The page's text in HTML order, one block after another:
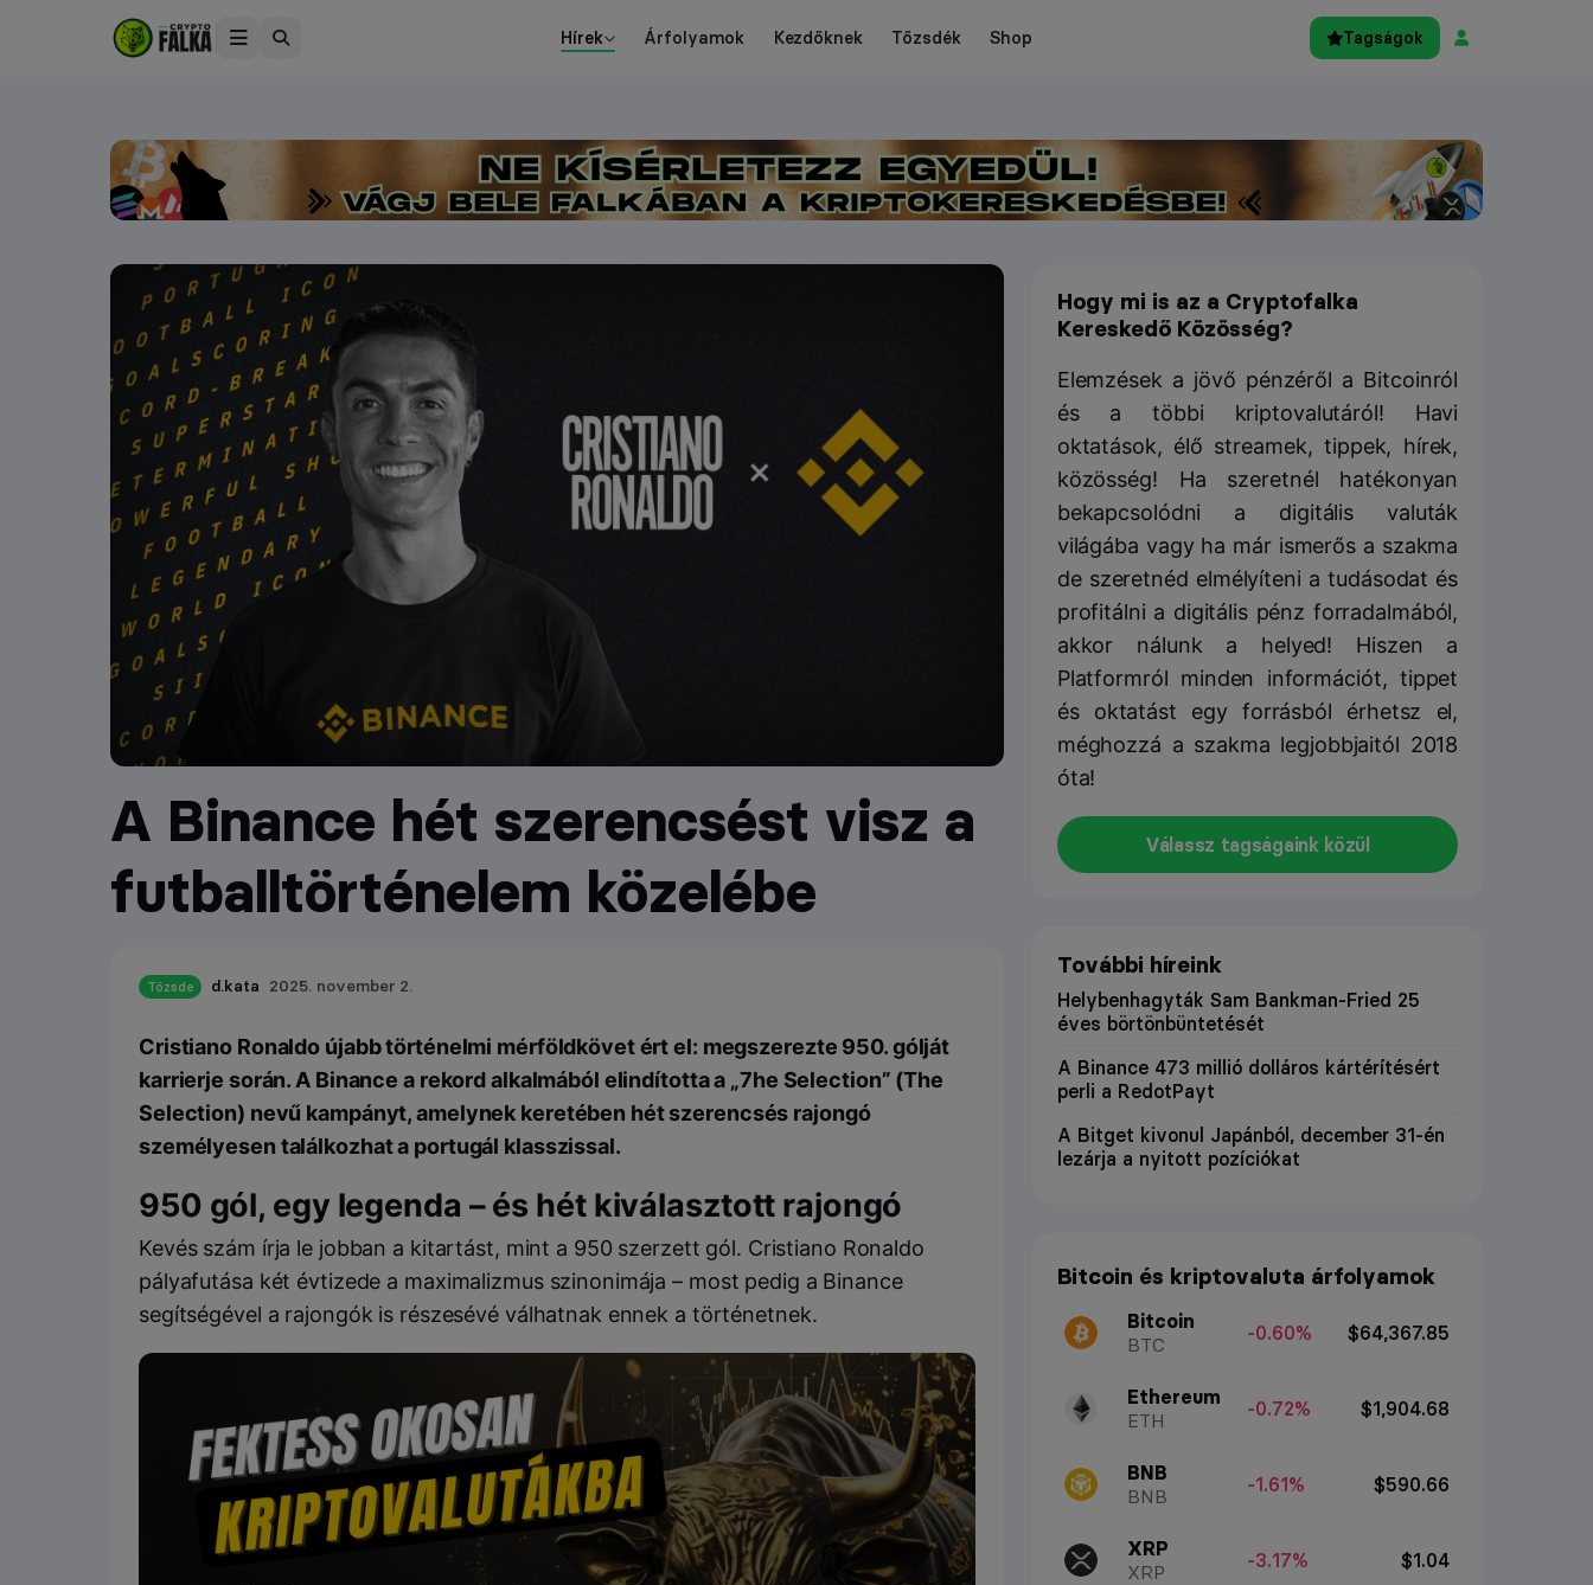
Hírek Árfolyamok Kezdőknek Tőzsdék Shop Tagságok
A Binance hét szerencsést visz a
futballtörténelem közelébe
Tőzsde d.kata 2025. november 2.
Cristiano Ronaldo újabb történelmi mérföldkövet ért el: megszerezte 950. gólját
karrierje során. A Binance a rekord alkalmából elindította a „7he Selection” (The
Selection) nevű kampányt, amelynek keretében hét szerencsés rajongó
személyesen találkozhat a portugál klasszissal.
950 gól, egy legenda – és hét kiválasztott rajongó
Kevés szám írja le jobban a kitartást, mint a 950 szerzett gól. Cristiano Ronaldo
pályafutása két évtizede a maximalizmus szinonimája – most pedig a Binance
segítségével a rajongók is részesévé válhatnak ennek a történetnek.
Hogy mi is az a Cryptofalka
Kereskedő Közösség?
Elemzések a jövő pénzéről a Bitcoinról
és a többi kriptovalutáról! Havi
oktatások, élő streamek, tippek, hírek,
közösség! Ha szeretnél hatékonyan
bekapcsolódni a digitális valuták
világába vagy ha már ismerős a szakma
de szeretnéd elmélyíteni a tudásodat és
profitálni a digitális pénz forradalmából,
akkor nálunk a helyed! Hiszen a
Platformról minden információt, tippet
és oktatást egy forrásból érhetsz el,
méghozzá a szakma legjobbjaitól 2018
óta!
Válassz tagságaink közül
További híreink
Helybenhagyták Sam Bankman-Fried 25
éves börtönbüntetését
A Binance 473 millió dolláros kártérítésért
perli a RedotPayt
A Bitget kivonul Japánból, december 31-én
lezárja a nyitott pozíciókat
Bitcoin és kriptovaluta árfolyamok
Bitcoin
BTC
-0.60% $64,367.85
Ethereum
ETH
-0.72% $1,904.68
BNB
BNB
-1.61% $590.66
XRP
XRP
-3.17% $1.04